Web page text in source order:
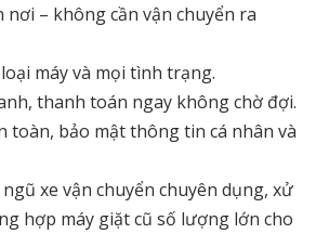
nơi – không cần vận chuyển ra
máy và mọi tình trạng.
thanh toán ngay không chờ đợi.
toàn, bảo mật thông tin cá nhân và
xe vận chuyển chuyên dụng, xử
hợp máy giặt cũ số lượng lớn cho